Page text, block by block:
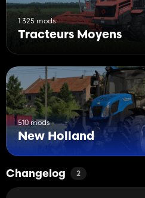
1 325 mods
Tracteurs Moyens
510 mods
New Holland
Changelog 2